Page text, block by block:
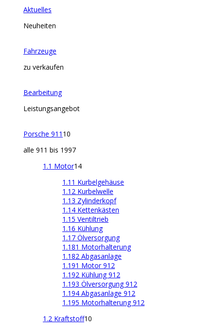
Aktuelles
Neuheiten
Fahrzeuge
zu verkaufen
Bearbeitung
Leistungsangebot
Porsche 911 10
alle 911 bis 1997
1.1 Motor14
1.11 Kurbelgehäuse
1.12 Kurbelwelle
1.13 Zylinderkopf
1.14 Kettenkästen
1.15 Ventiltrieb
1.16 Kühlung
1.17 Ölversorgung
1.181 Motorhalterung
1.182 Abgasanlage
1.191 Motor 912
1.192 Kühlung 912
1.193 Ölversorgung 912
1.194 Abgasanlage 912
1.195 Motorhalterung 912
1.2 Kraftstoff10